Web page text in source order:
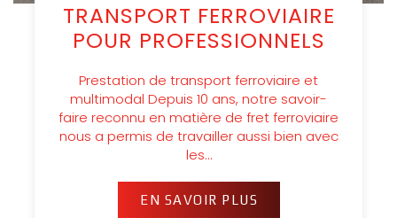
TRANSPORT FERROVIAIRE
POUR PROFESSIONNELS
Prestation de transport ferroviaire et
multimodal Depuis 10 ans, notre savoir-
faire reconnu en matière de fret ferroviaire
nous a permis de travailler aussi bien avec
les…
EN SAVOIR PLUS